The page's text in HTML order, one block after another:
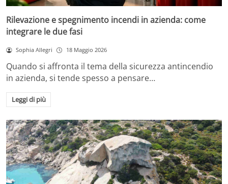
Rilevazione e spegnimento incendi in azienda: come
integrare le due fasi
Sophia Allegri 18 Maggio 2026
Quando si affronta il tema della sicurezza antincendio
in azienda, si tende spesso a pensare…
Leggi di più